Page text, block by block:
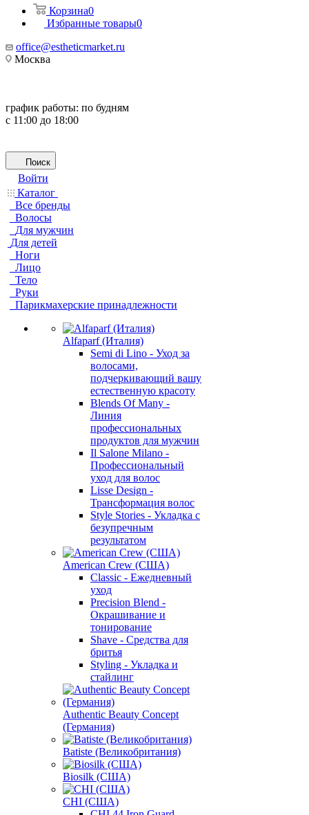
Корзина0
Избранные товары0
office@estheticmarket.ru
Москва
график работы: по будням
с 11:00 до 18:00
Поиск
Войти
Каталог
Все бренды
Волосы
Для мужчин
Для детей
Ноги
Лицо
Тело
Руки
Парикмахерские принадлежности
Alfaparf (Италия)
Semi di Lino - Уход за
волосами,
подчеркивающий вашу
естественную красоту
Blends Of Many -
Линия
профессиональных
продуктов для мужчин
Il Salone Milano -
Профессиональный
уход для волос
Lisse Design -
Трансформация волос
Style Stories - Укладка с
безупречным
результатом
American Crew (США)
Classic - Ежедневный
уход
Precision Blend -
Окрашивание и
тонирование
Shave - Средства для
бритья
Styling - Укладка и
стайлинг
Authentic Beauty Concept
(Германия)
Batiste (Великобритания)
Biosilk (США)
CHI (США)